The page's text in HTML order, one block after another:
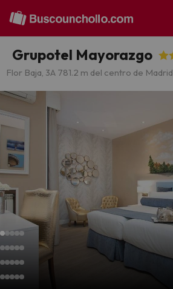
Grupotel Mayorazgo
Flor Baja, 3A 781.2 m del centro de Madrid